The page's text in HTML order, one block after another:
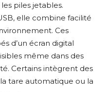
piles jetables.
elle combine facilité
Ces
d’un écran digital
même dans des
Certains intègrent des
tare automatique ou la